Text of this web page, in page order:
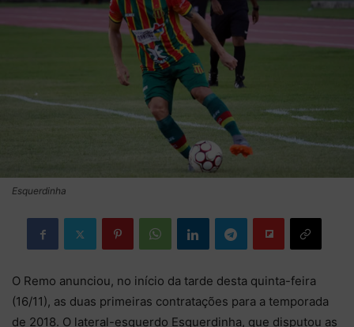
Esquerdinha
O Remo anunciou, no início da tarde desta quinta-feira
(16/11), as duas primeiras contratações para a temporada
de 2018. O lateral-esquerdo Esquerdinha, que disputou as